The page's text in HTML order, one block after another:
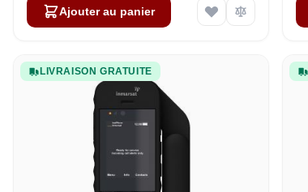
Ajouter au panier
LIVRAISON GRATUITE